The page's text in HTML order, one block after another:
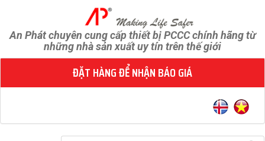
An Phát chuyên cung cấp thiết bị PCCC chính hãng từ
những nhà sản xuất uy tín trên thế giới
ĐẶT HÀNG ĐỂ NHẬN BÁO GIÁ